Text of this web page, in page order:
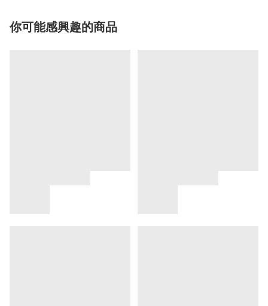
你可能感興趣的商品